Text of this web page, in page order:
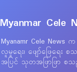
Myanmar Cele
Myanamr Cele News
လူမှုရေး၊ ဖျော်ဖြေရေး
အပြင် သုတအဖြာဖြာ